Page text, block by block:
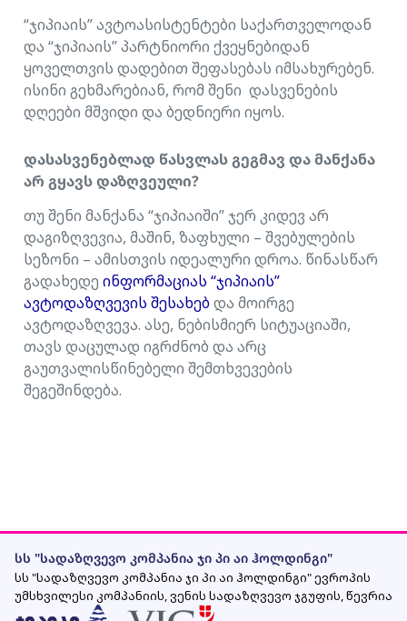
“ჯიპიაის” ავტოასისტენტები საქართველოდან
და “ჯიპიაის” პარტნიორი ქვეყნებიდან
ყოველთვის დადებით შეფასებას იმსახურებენ.
ისინი გეხმარებიან, რომ შენი დასვენების
დღეები მშვიდი და ბედნიერი იყოს.
დასასვენებლად წასვლას გეგმავ და მანქანა
არ გყავს დაზღვეული?
თუ შენი მანქანა “ჯიპიაიში” ჯერ კიდევ არ
დაგიზღვევია, მაშინ, ზაფხული – შვებულების
სეზონი – ამისთვის იდეალური დროა. წინასწარ
გადახედე ინფორმაციას “ჯიპიაის”
ავტოდაზღვევის შესახებდა მოირგე
ავტოდაზღვევა. ასე, ნებისმიერ სიტუაციაში,
თავს დაცულად იგრძნობ და არც
გაუთვალისწინებელი შემთხვევების
შეგეშინდება.
სს "სადაზღვევო კომპანია ჯი პი აი ჰოლდინგი"
სს "სადაზღვევო კომპანია ჯი პი აი ჰოლდინგი" ევროპის
უმსხვილესი კომპანიის, ვენის სადაზღვევო ჯგუფის, წევრია